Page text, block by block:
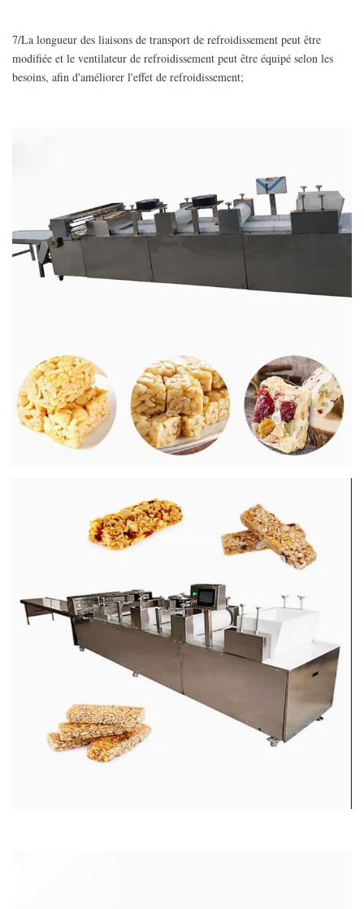
7/La longueur des liaisons de transport de refroidissement peut être
modifiée et le ventilateur de refroidissement peut être équipé selon les
besoins, afin d'améliorer l'effet de refroidissement;